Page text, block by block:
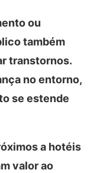
ou
também
transtornos.
no entorno,
se estende
a hotéis
valor ao